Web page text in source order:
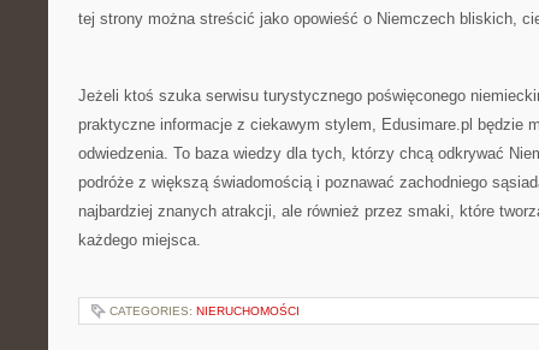
tej strony można streścić jako opowieść o Niemczech bliskich,
Jeżeli ktoś szuka serwisu turystycznego poświęconego
praktyczne informacje z ciekawym stylem, Edusimare.pl będzie
odwiedzenia. To baza wiedzy dla tych, którzy chcą odkrywać
podróże z większą świadomością i poznawać zachodniego
najbardziej znanych atrakcji, ale również przez smaki, które
każdego miejsca.
CATEGORIES: NIERUCHOMOŚCI